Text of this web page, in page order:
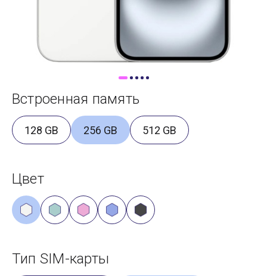
Встроенная память
128 GB 256 GB 512 GB
Цвет
Тип SIM-карты